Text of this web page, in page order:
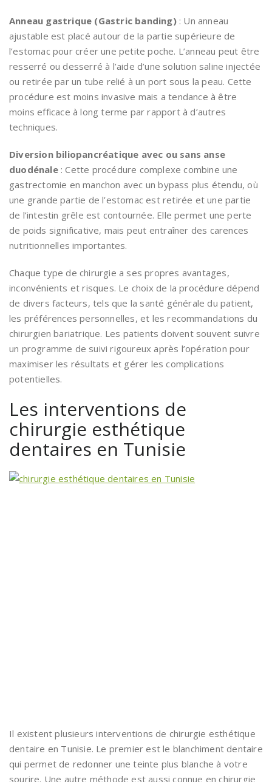
Anneau gastrique (Gastric banding): Un anneau
ajustable est placé autour de la partie supérieure de
l’estomac pour créer une petite poche. L’anneau peut être
resserré ou desserré à l’aide d’une solution saline injectée
ou retirée par un tube relié à un port sous la peau. Cette
procédure est moins invasive mais a tendance à être
moins efficace à long terme par rapport à d’autres
techniques.
Diversion biliopancréatique avec ou sans anse
duodénale: Cette procédure complexe combine une
gastrectomie en manchon avec un bypass plus étendu, où
une grande partie de l’estomac est retirée et une partie
de l’intestin grêle est contournée. Elle permet une perte
de poids significative, mais peut entraîner des carences
nutritionnelles importantes.
Chaque type de chirurgie a ses propres avantages,
inconvénients et risques. Le choix de la procédure dépend
de divers facteurs, tels que la santé générale du patient,
les préférences personnelles, et les recommandations du
chirurgien bariatrique. Les patients doivent souvent suivre
un programme de suivi rigoureux après l’opération pour
maximiser les résultats et gérer les complications
potentielles.
Les interventions de
chirurgie esthétique
dentaires en Tunisie
Il existent plusieurs interventions de chirurgie esthétique
dentaire en Tunisie. Le premier est le blanchiment dentaire
qui permet de redonner une teinte plus blanche à votre
sourire. Une autre méthode est aussi connue en chirurgie